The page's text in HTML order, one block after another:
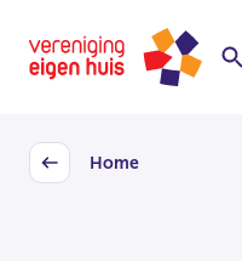
naar
hoofdinhoud
Homepage
Back
Home